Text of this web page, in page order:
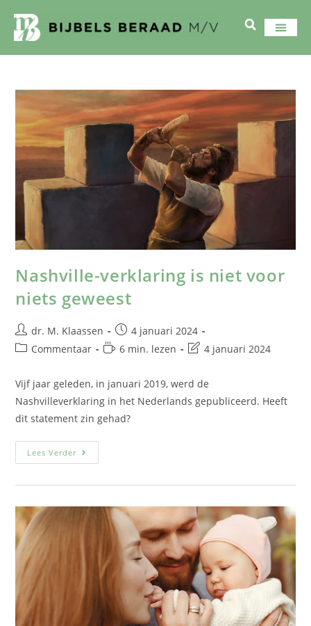
Nashville-verklaring is niet voor
niets geweest
dr. M. Klaassen
4 januari 2024
Commentaar
6 min. lezen 4 januari 2024
Vijf jaar geleden, in januari 2019, werd de
Nashvilleverklaring in het Nederlands gepubliceerd. Heeft
dit statement zin gehad?
Lees Verder